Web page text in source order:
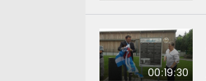
00:19:30